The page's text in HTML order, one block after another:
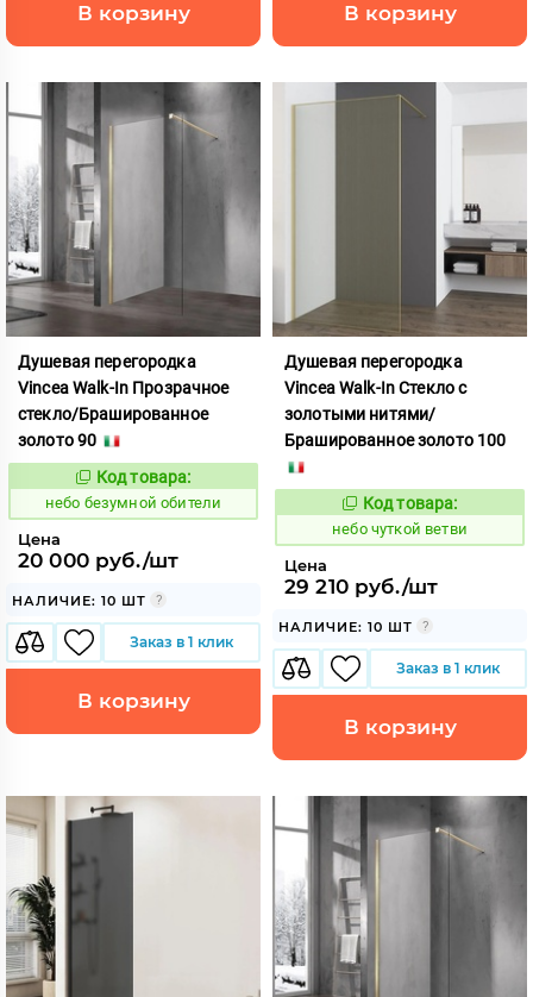
В корзину В корзину
Душевая перегородка
Vincea Walk-In Прозрачное
стекло/Брашированное
золото 90
Код:
1124187
Код товара:
небо безумной обители
Цена
20 000 руб./шт
НАЛИЧИЕ: 10 ШТ
Заказ в 1 клик
В корзину
Душевая перегородка
Vincea Walk-In Стекло с
золотыми нитями/
Брашированное золото 100
Код:
1124009
Код товара:
небо чуткой ветви
Цена
29 210 руб./шт
НАЛИЧИЕ: 10 ШТ
Заказ в 1 клик
В корзину